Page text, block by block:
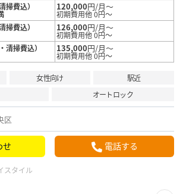
掃費込）
120,000円/月～
初期費用他 0円～
掃費込）
126,000円/月～
初期費用他 0円～
清掃費込）
135,000円/月～
初期費用他 0円～
女性向け
駅近
オートロック
区
せ 電話する
スタイル